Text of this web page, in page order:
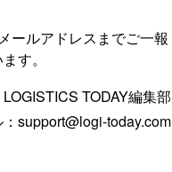
ールアドレスまでご一報
す。
LOGISTICS TODAY編集部
：support@logi-today.com